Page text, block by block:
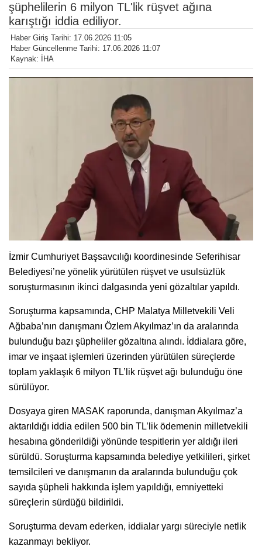
şüphelilerin 6 milyon TL'lik rüşvet ağına
karıştığı iddia ediliyor.
Haber Giriş Tarihi: 17.06.2026 11:05
Haber Güncellenme Tarihi: 17.06.2026 11:07
Kaynak: İHA
İzmir Cumhuriyet Başsavcılığı koordinesinde Seferihisar
Belediyesi’ne yönelik yürütülen rüşvet ve usulsüzlük
soruşturmasının ikinci dalgasında yeni gözaltılar yapıldı.
Soruşturma kapsamında, CHP Malatya Milletvekili Veli
Ağbaba’nın danışmanı Özlem Akyılmaz’ın da aralarında
bulunduğu bazı şüpheliler gözaltına alındı. İddialara göre,
imar ve inşaat işlemleri üzerinden yürütülen süreçlerde
toplam yaklaşık 6 milyon TL’lik rüşvet ağı bulunduğu öne
sürülüyor.
Dosyaya giren MASAK raporunda, danışman Akyılmaz’a
aktarıldığı iddia edilen 500 bin TL’lik ödemenin milletvekili
hesabına gönderildiği yönünde tespitlerin yer aldığı ileri
sürüldü. Soruşturma kapsamında belediye yetkilileri, şirket
temsilcileri ve danışmanın da aralarında bulunduğu çok
sayıda şüpheli hakkında işlem yapıldığı, emniyetteki
süreçlerin sürdüğü bildirildi.
Soruşturma devam ederken, iddialar yargı süreciyle netlik
kazanmayı bekliyor.